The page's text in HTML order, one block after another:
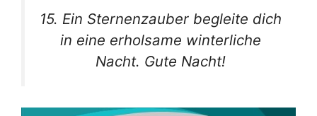
15. Ein Sternenzauber begleite dich
in eine erholsame winterliche
Nacht. Gute Nacht!